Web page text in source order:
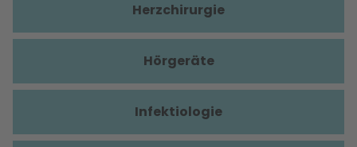
Herzchirurgie
Hörgeräte
Infektiologie